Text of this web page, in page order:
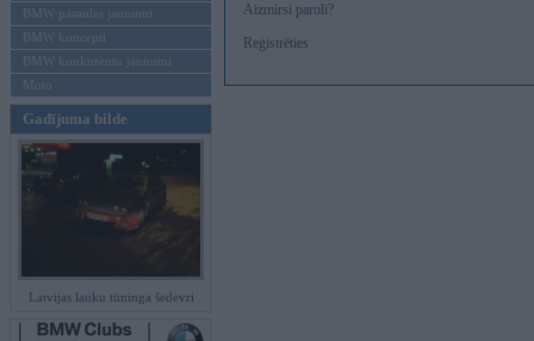
BMW pasaules jaunumi
BMW koncepti
BMW konkurentu jaunumi
Moto
Gadījuma bilde
Latvijas lauku tūninga šedevri
Aizmirsi paroli?
Reģistrēties